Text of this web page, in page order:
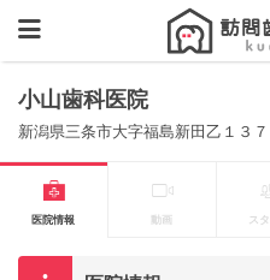
小山歯科医院
新潟県三条市大字福島新田乙１３
医院情報 動画 ス